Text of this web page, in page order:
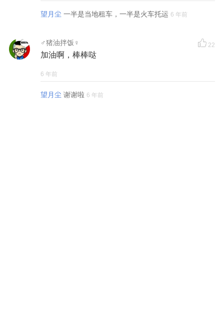
望月尘 一半是当地租车，一半是火车托运 6 年前
♂猪油拌饭♀ 22
加油啊，棒棒哒
6 年前
望月尘 谢谢啦 6 年前